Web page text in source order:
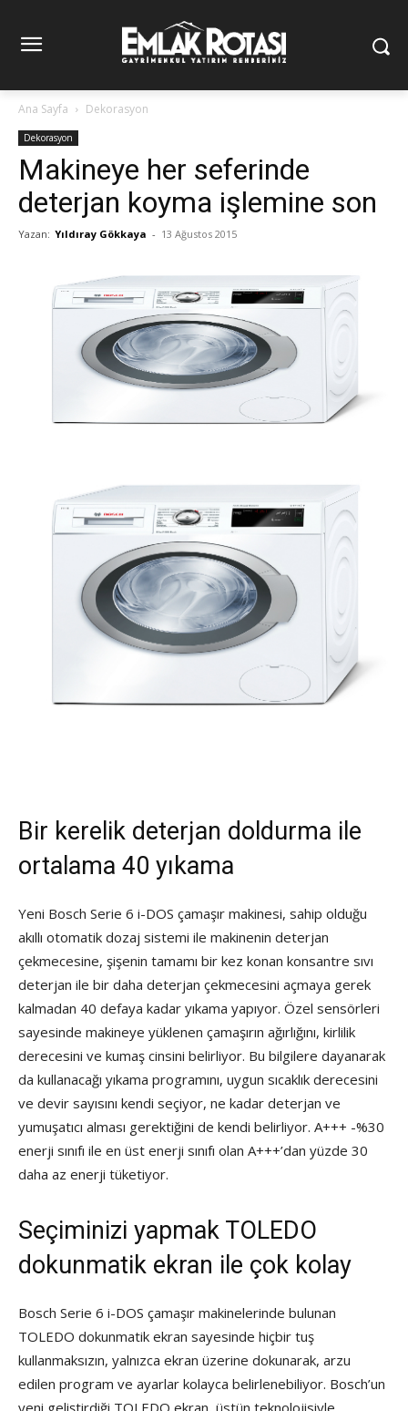
Ana Sayfa Dekorasyon
Dekorasyon
Makineye her seferinde
deterjan koyma işlemine son
Yazan: Yıldıray Gökkaya - 13 Ağustos 2015
Bir kerelik deterjan doldurma ile
ortalama 40 yıkama
Yeni Bosch Serie 6 i-DOS çamaşır makinesi, sahip olduğu
akıllı otomatik dozaj sistemi ile makinenin deterjan
çekmecesine, şişenin tamamı bir kez konan konsantre sıvı
deterjan ile bir daha deterjan çekmecesini açmaya gerek
kalmadan 40 defaya kadar yıkama yapıyor. Özel sensörleri
sayesinde makineye yüklenen çamaşırın ağırlığını, kirlilik
derecesini ve kumaş cinsini belirliyor. Bu bilgilere dayanarak
da kullanacağı yıkama programını, uygun sıcaklık derecesini
ve devir sayısını kendi seçiyor, ne kadar deterjan ve
yumuşatıcı alması gerektiğini de kendi belirliyor. A+++ -%30
enerji sınıfı ile en üst enerji sınıfı olan A+++’dan yüzde 30
daha az enerji tüketiyor.
Seçiminizi yapmak TOLEDO
dokunmatik ekran ile çok kolay
Bosch Serie 6 i-DOS çamaşır makinelerinde bulunan
TOLEDO dokunmatik ekran sayesinde hiçbir tuş
kullanmaksızın, yalnızca ekran üzerine dokunarak, arzu
edilen program ve ayarlar kolayca belirlenebiliyor. Bosch’un